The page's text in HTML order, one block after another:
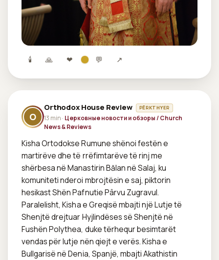
🕯 🙏 ❤ 💬 ↗
O
Orthodox House Review PËRKTHYER
13 min · Церковные новости и обзоры / Church
News & Reviews
Kisha Ortodokse Rumune shënoi festën e
martirëve dhe të rrëfimtarëve të rinj me
shërbesa në Manastirin Bălan në Salaj, ku
komuniteti nderoi mbrojtësin e saj, piktorin
hesikast Shën Pafnutie Pârvu Zugravul.
Paralelisht, Kisha e Greqisë mbajti një Lutje të
Shenjtë drejtuar Hyjlindëses së Shenjtë në
Fushën Polythea, duke tërhequr besimtarët
vendas për lutje nën qiejt e verës. Kisha e
Bullgarisë në Denia, Spanjë, mbajti Akathistin